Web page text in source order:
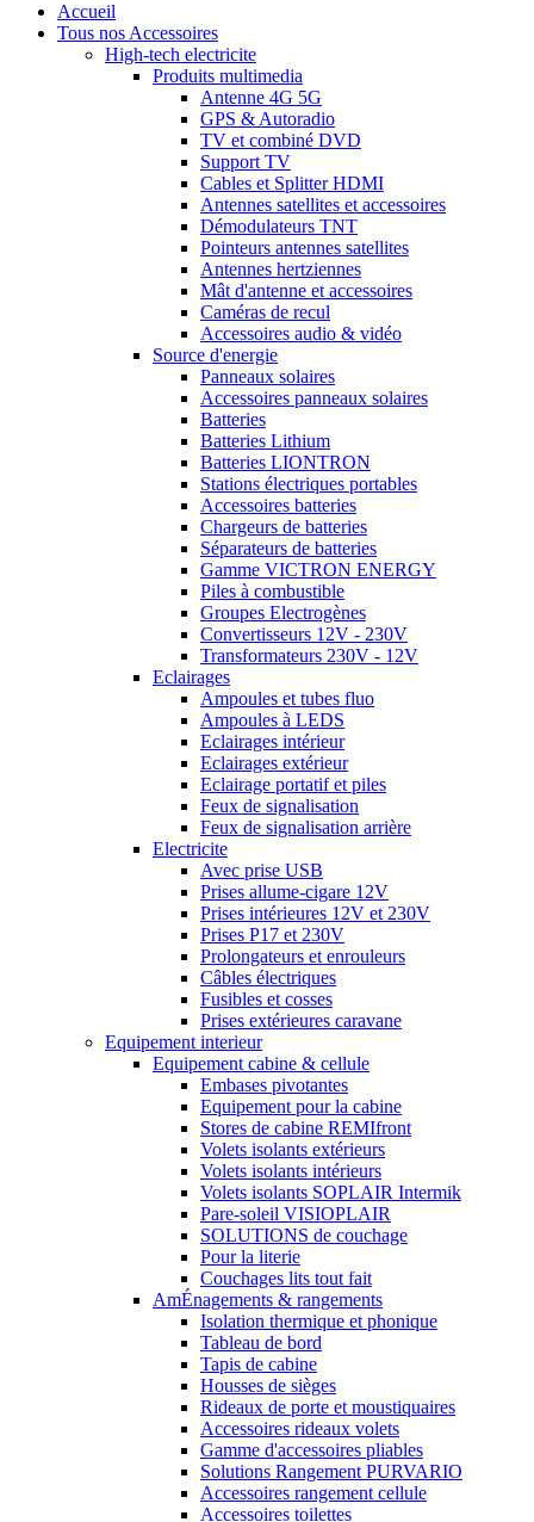
Accueil
Tous nos Accessoires
High-tech electricite
Produits multimedia
Antenne 4G 5G
GPS & Autoradio
TV et combiné DVD
Support TV
Cables et Splitter HDMI
Antennes satellites et accessoires
Démodulateurs TNT
Pointeurs antennes satellites
Antennes hertziennes
Mât d'antenne et accessoires
Caméras de recul
Accessoires audio & vidéo
Source d'energie
Panneaux solaires
Accessoires panneaux solaires
Batteries
Batteries Lithium
Batteries LIONTRON
Stations électriques portables
Accessoires batteries
Chargeurs de batteries
Séparateurs de batteries
Gamme VICTRON ENERGY
Piles à combustible
Groupes Electrogènes
Convertisseurs 12V - 230V
Transformateurs 230V - 12V
Eclairages
Ampoules et tubes fluo
Ampoules à LEDS
Eclairages intérieur
Eclairages extérieur
Eclairage portatif et piles
Feux de signalisation
Feux de signalisation arrière
Electricite
Avec prise USB
Prises allume-cigare 12V
Prises intérieures 12V et 230V
Prises P17 et 230V
Prolongateurs et enrouleurs
Câbles électriques
Fusibles et cosses
Prises extérieures caravane
Equipement interieur
Equipement cabine & cellule
Embases pivotantes
Equipement pour la cabine
Stores de cabine REMIfront
Volets isolants extérieurs
Volets isolants intérieurs
Volets isolants SOPLAIR Intermik
Pare-soleil VISIOPLAIR
SOLUTIONS de couchage
Pour la literie
Couchages lits tout fait
AmÉnagements & rangements
Isolation thermique et phonique
Tableau de bord
Tapis de cabine
Housses de sièges
Rideaux de porte et moustiquaires
Accessoires rideaux volets
Gamme d'accessoires pliables
Solutions Rangement PURVARIO
Accessoires rangement cellule
Accessoires toilettes